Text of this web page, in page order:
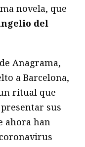
novela, que
del
Anagrama,
a Barcelona,
ritual que
sus
ahora han